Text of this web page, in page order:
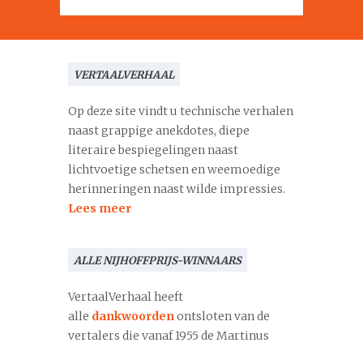
VERTAALVERHAAL
Op deze site vindt u technische verhalen
naast grappige anekdotes, diepe
literaire bespiegelingen naast
lichtvoetige schetsen en weemoedige
herinneringen naast wilde impressies.
Lees meer
ALLE NIJHOFFPRIJS-WINNAARS
VertaalVerhaal heeft
alle dankwoordenontsloten van de
vertalers die vanaf 1955 de Martinus